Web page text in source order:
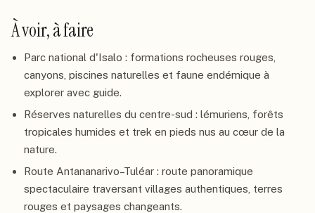
À voir, à faire
Parc national d'Isalo : formations rocheuses rouges,
canyons, piscines naturelles et faune endémique à
explorer avec guide.
Réserves naturelles du centre-sud : lémuriens, forêts
tropicales humides et trek en pieds nus au cœur de la
nature.
Route Antananarivo–Tuléar : route panoramique
spectaculaire traversant villages authentiques, terres
rouges et paysages changeants.